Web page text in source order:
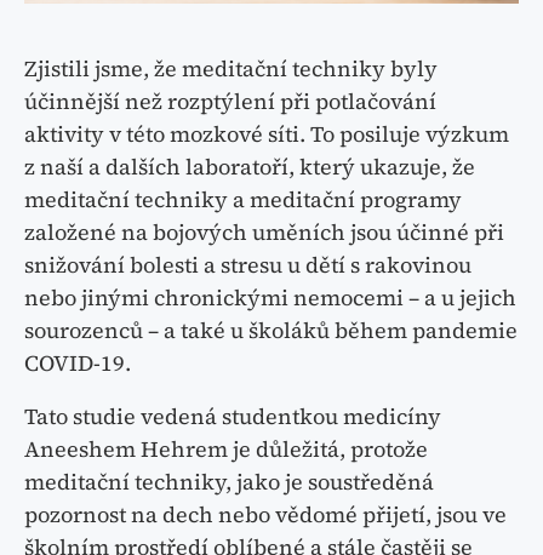
Zjistili jsme, že meditační techniky byly
účinnější než rozptýlení při potlačování
aktivity v této mozkové síti. To posiluje výzkum
z naší a dalších laboratoří, který ukazuje, že
meditační techniky a meditační programy
založené na bojových uměních jsou účinné při
snižování bolesti a stresu u dětí s rakovinou
nebo jinými chronickými nemocemi – a u jejich
sourozenců – a také u školáků během pandemie
COVID-19.
Tato studie vedená studentkou medicíny
Aneeshem Hehrem je důležitá, protože
meditační techniky, jako je soustředěná
pozornost na dech nebo vědomé přijetí, jsou ve
školním prostředí oblíbené a stále častěji se